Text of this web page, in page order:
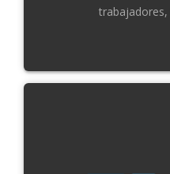
trabajadores,